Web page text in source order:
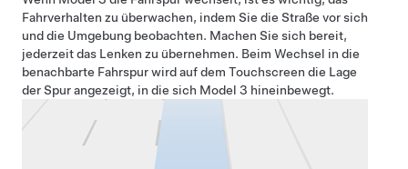
Fahrverhalten zu überwachen, indem Sie die Straße vor sich
und die Umgebung beobachten. Machen Sie sich bereit,
jederzeit das Lenken zu übernehmen. Beim Wechsel in die
benachbarte Fahrspur wird auf dem Touchscreen die Lage
der Spur angezeigt, in die sich Model 3 hineinbewegt.